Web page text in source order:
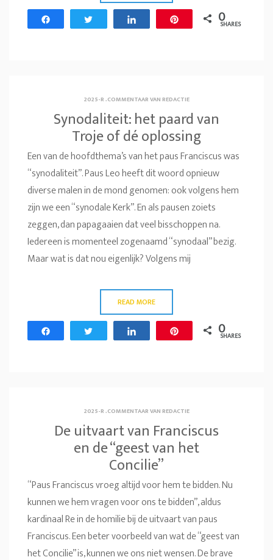
0
SHARES
2025-R.COMMENTAAR VAN REDACTIE
Synodaliteit: het paard van
Troje of dé oplossing
Een van de hoofdthema’s van het paus Franciscus was
“synodaliteit”. Paus Leo heeft dit woord opnieuw
diverse malen in de mond genomen: ook volgens hem
zijn we een “synodale Kerk”. En als pausen zoiets
zeggen, dan papagaaien dat veel bisschoppen na.
Iedereen is momenteel zogenaamd “synodaal” bezig.
Maar wat is dat nou eigenlijk? Volgens mij
READ MORE
0
SHARES
2025-R.COMMENTAAR VAN REDACTIE
De uitvaart van Franciscus
en de “geest van het
Concilie”
“Paus Franciscus vroeg altijd voor hem te bidden. Nu
kunnen we hem vragen voor ons te bidden”, aldus
kardinaal Re in de homilie bij de uitvaart van paus
Franciscus. Een beter voorbeeld van wat de “geest van
het Concilie” is, kunnen we ons niet wensen. De brave